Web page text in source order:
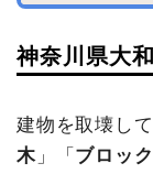
神奈川県大
建物を取壊し
木」「 ブロッ